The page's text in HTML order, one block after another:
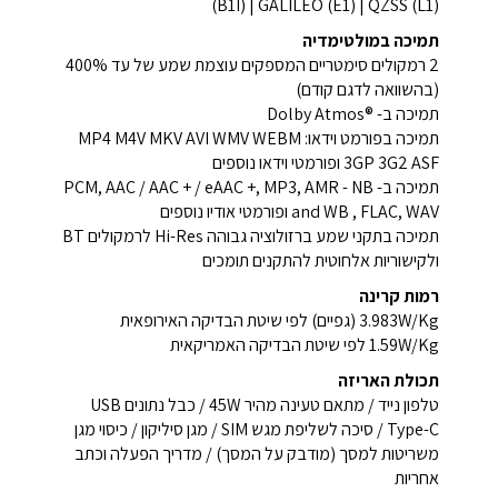
(B1I) | GALILEO (E1) | QZSS (L1)
תמיכה במולטימדיה
2 רמקולים סימטריים המספקים עוצמת שמע של עד 400%
(בהשוואה לדגם קודם)
תמיכה ב- ®Dolby Atmos
תמיכה בפורמט וידאו: MP4 M4V MKV AVI WMV WEBM
3GP 3G2 ASF ופורמטי וידאו נוספים
תמיכה ב- PCM, AAC / AAC + / eAAC +, MP3, AMR - NB
and WB , FLAC, WAV ופורמטי אודיו נוספים
תמיכה בתקני שמע ברזולוציה גבוהה Hi-Res לרמקולים BT
ולקישוריות אלחוטית להתקנים תומכים
רמות קרינה
3.983W/Kg (גפיים) לפי שיטת הבדיקה האירופאית
1.59W/Kg לפי שיטת הבדיקה האמריקאית
תכולת האריזה
טלפון נייד / מתאם טעינה מהיר 45W / כבל נתונים USB
Type-C / סיכה לשליפת מגש SIM / מגן סיליקון / כיסוי מגן
משריטות למסך (מודבק על המסך) / מדריך הפעלה וכתב
אחריות